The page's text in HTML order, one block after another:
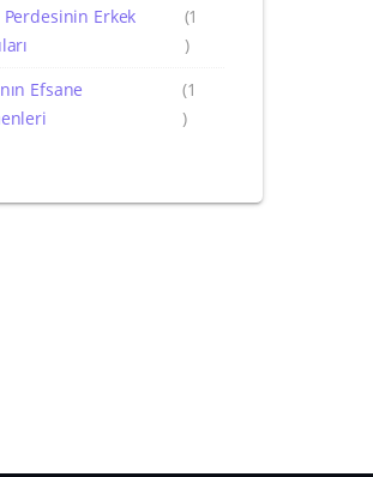
Erkek
(1
)
Efsane
(1
)